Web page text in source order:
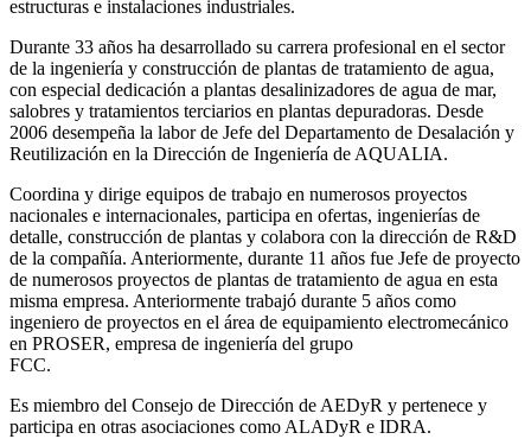
estructuras e instalaciones industriales.
Durante 33 años ha desarrollado su carrera profesional en el sector
de la ingeniería y construcción de plantas de tratamiento de agua,
con especial dedicación a plantas desalinizadores de agua de mar,
salobres y tratamientos terciarios en plantas depuradoras. Desde
2006 desempeña la labor de Jefe del Departamento de Desalación y
Reutilización en la Dirección de Ingeniería de AQUALIA.
Coordina y dirige equipos de trabajo en numerosos proyectos
nacionales e internacionales, participa en ofertas, ingenierías de
detalle, construcción de plantas y colabora con la dirección de R&D
de la compañía. Anteriormente, durante 11 años fue Jefe de proyecto
de numerosos proyectos de plantas de tratamiento de agua en esta
misma empresa. Anteriormente trabajó durante 5 años como
ingeniero de proyectos en el área de equipamiento electromecánico
en PROSER, empresa de ingeniería del grupo
FCC.
Es miembro del Consejo de Dirección de AEDyR y pertenece y
participa en otras asociaciones como ALADyR e IDRA.